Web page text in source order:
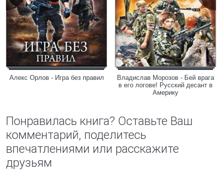
Алекс Орлов - Игра без правил
Владислав Морозов - Бей врага
в его логове! Русский десант в
Америку
Понравилась книга? Оставьте Ваш
комментарий, поделитесь
впечатлениями или расскажите
друзьям